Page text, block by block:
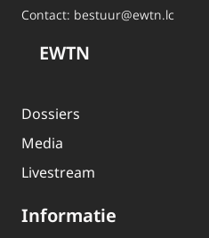
Contact: bestuur@ewtn.lc
EWTN
Dossiers
Media
Livestream
Informatie